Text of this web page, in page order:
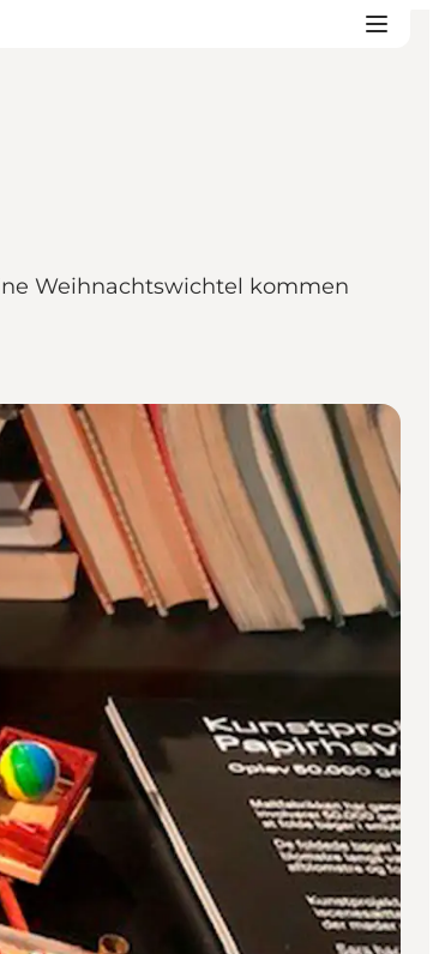
Weihnachtswichtel kommen